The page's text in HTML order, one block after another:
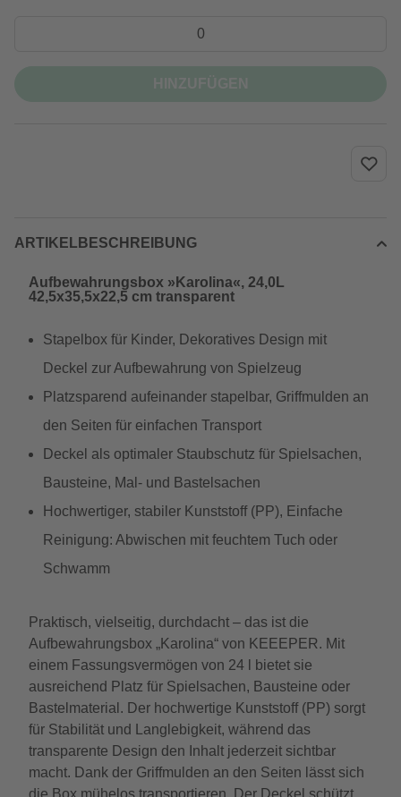
ARTIKELBESCHREIBUNG
Aufbewahrungsbox »Karolina«, 24,0L
42,5x35,5x22,5 cm transparent
Stapelbox für Kinder, Dekoratives Design mit
Deckel zur Aufbewahrung von Spielzeug
Platzsparend aufeinander stapelbar, Griffmulden an
den Seiten für einfachen Transport
Deckel als optimaler Staubschutz für Spielsachen,
Bausteine, Mal- und Bastelsachen
Hochwertiger, stabiler Kunststoff (PP), Einfache
Reinigung: Abwischen mit feuchtem Tuch oder
Schwamm
Praktisch, vielseitig, durchdacht – das ist die
Aufbewahrungsbox „Karolina“ von KEEEPER. Mit
einem Fassungsvermögen von 24 l bietet sie
ausreichend Platz für Spielsachen, Bausteine oder
Bastelmaterial. Der hochwertige Kunststoff (PP) sorgt
für Stabilität und Langlebigkeit, während das
transparente Design den Inhalt jederzeit sichtbar
macht. Dank der Griffmulden an den Seiten lässt sich
die Box mühelos transportieren. Der Deckel schützt